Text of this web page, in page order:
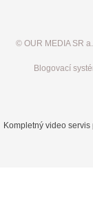
© OUR MEDIA SR
Blogovací
Kompletný video servis